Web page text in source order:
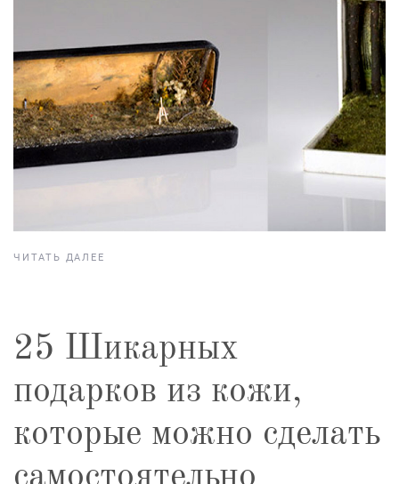
ЧИТАТЬ ДАЛЕЕ
25 Шикарных
подарков из кожи,
которые можно сделать